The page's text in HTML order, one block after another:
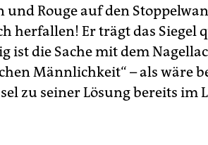
Rouge auf den
herfallen! Er trägt das Siegel
ist die Sache mit dem
Männlichkeit“ – als wäre
zu seiner Lösung bereits im